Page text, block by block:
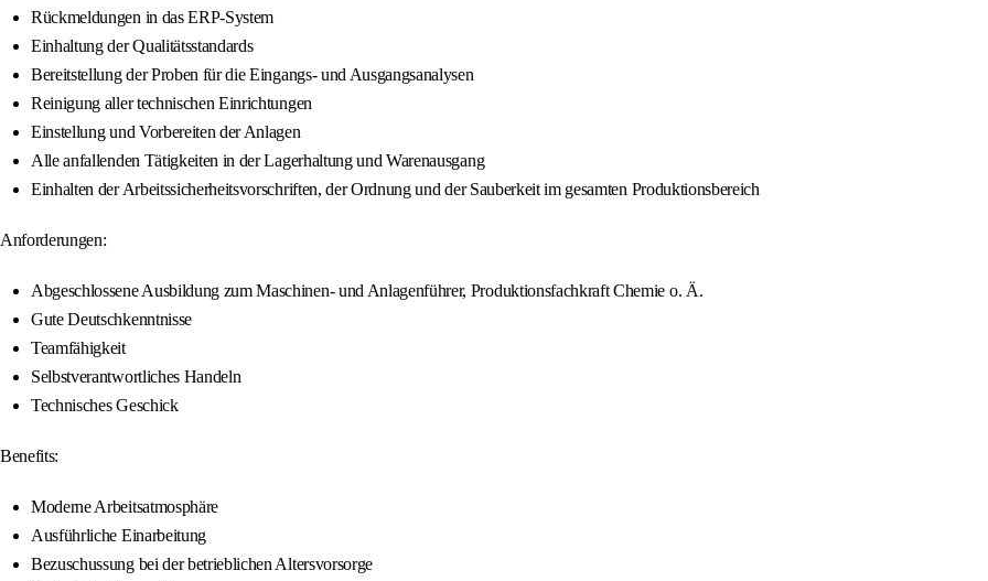
Rückmeldungen in das ERP-System
Einhaltung der Qualitätsstandards
Bereitstellung der Proben für die Eingangs- und Ausgangsanalysen
Reinigung aller technischen Einrichtungen
Einstellung und Vorbereiten der Anlagen
Alle anfallenden Tätigkeiten in der Lagerhaltung und Warenausgang
Einhalten der Arbeitssicherheitsvorschriften, der Ordnung und der Sauberkeit im gesamten Produktionsbereich
Anforderungen:
Abgeschlossene Ausbildung zum Maschinen- und Anlagenführer, Produktionsfachkraft Chemie o. Ä.
Gute Deutschkenntnisse
Teamfähigkeit
Selbstverantwortliches Handeln
Technisches Geschick
Benefits:
Moderne Arbeitsatmosphäre
Ausführliche Einarbeitung
Bezuschussung bei der betrieblichen Altersvorsorge